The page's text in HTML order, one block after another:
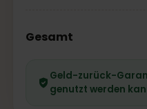
Gesamt
Geld-zurück-
genutzt werden